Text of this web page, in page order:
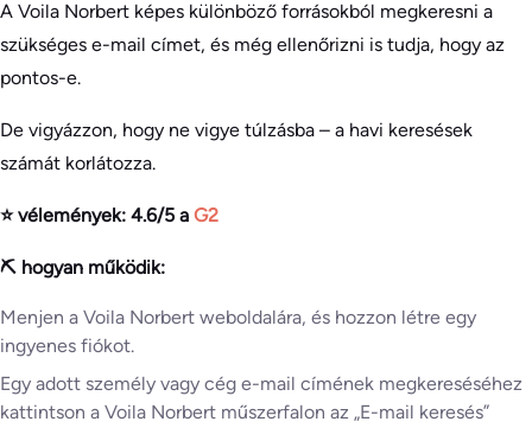
A Voila Norbert képes különböző forrásokból megkeresni a
szükséges e-mail címet, és még ellenőrizni is tudja, hogy az
pontos-e.
De vigyázzon, hogy ne vigye túlzásba – a havi keresések
számát korlátozza.
⭐ vélemények: 4.6/5 a G2
⛏️ hogyan működik:
Menjen a Voila Norbert weboldalára, és hozzon létre egy
ingyenes fiókot.
Egy adott személy vagy cég e-mail címének megkereséséhez
kattintson a Voila Norbert műszerfalon az „E-mail keresés”